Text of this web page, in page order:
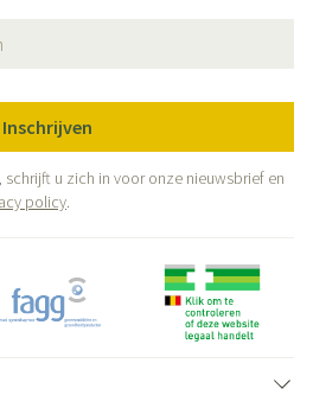
Inschrijven
u zich in voor onze nieuwsbrief en
policy.